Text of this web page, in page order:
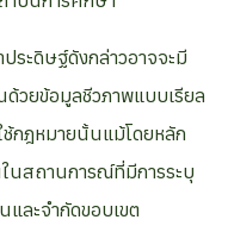
ระดิษฐ์ดังกล่าวอาจจะมี
ด้วยข้อมูลชีวภาพแบบเรียล
กฎหมายนั้นแม้โดยหลัก
นสถานการณ์ที่มีการระบุ
และจำกัดขอบเขต